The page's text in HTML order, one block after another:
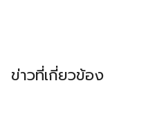
ข่าวที่เกี่ยวข้อง